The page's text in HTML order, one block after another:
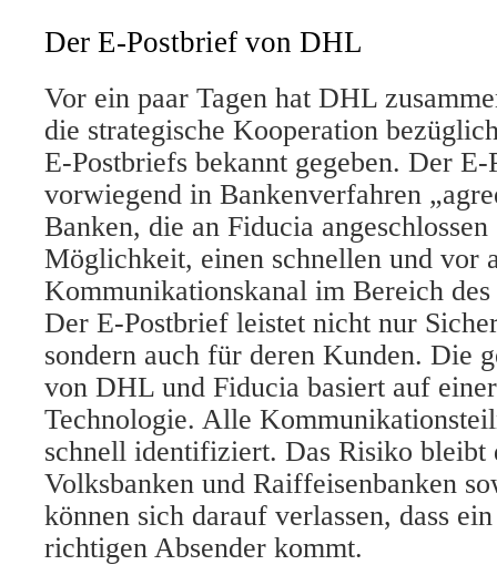
Der E-Postbrief von DHL
Vor ein paar Tagen hat DHL
die strategische Kooperation
E-Postbriefs bekannt gegeben. Der
vorwiegend in Bankenverfahren
Banken, die an Fiducia
Möglichkeit, einen schnellen und vor
Kommunikationskanal im Bereich
Der E-Postbrief leistet nicht nur
sondern auch für deren Kunden. Die
von DHL und Fiducia basiert auf
Technologie. Alle
schnell identifiziert. Das Risiko bleibt
Volksbanken und Raiffeisenbanken
können sich darauf verlassen, dass
richtigen Absender kommt.